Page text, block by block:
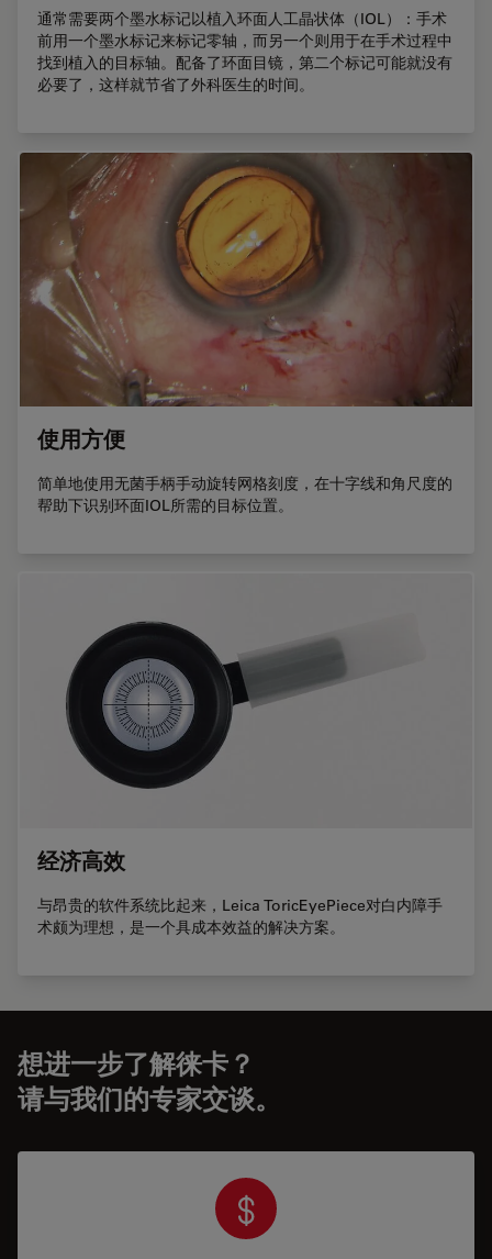
通常需要两个墨水标记以植入环面人工晶状体（IOL）：手术
前用一个墨水标记来标记零轴，而另一个则用于在手术过程中
找到植入的目标轴。配备了环面目镜，第二个标记可能就没有
必要了，这样就节省了外科医生的时间。
使用方便
简单地使用无菌手柄手动旋转网格刻度，在十字线和角尺度的
帮助下识别环面IOL所需的目标位置。
经济高效
与昂贵的软件系统比起来，Leica ToricEyePiece对白内障手
术颇为理想，是一个具成本效益的解决方案。
想进一步了解徕卡？
请与我们的专家交谈。